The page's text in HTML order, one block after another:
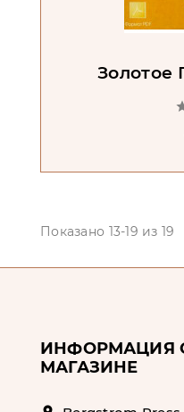
Золотое
Показано 13-19 из 19
ИНФОРМАЦИЯ
МАГАЗИНЕ